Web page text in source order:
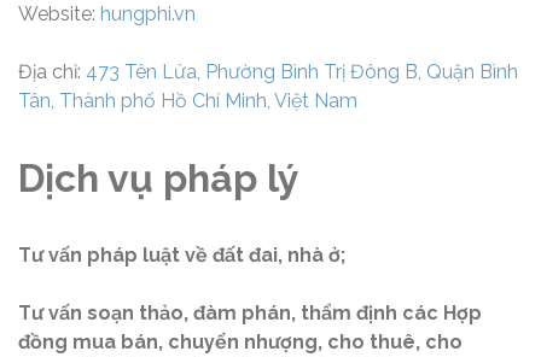
Website: hungphi.vn
Địa chỉ: 473 Tên Lửa, Phường Bình Trị Đông B, Quận Bình
Tân, Thành phố Hồ Chí Minh, Việt Nam
Dịch vụ pháp lý
Tư vấn pháp luật về đất đai, nhà ở;
Tư vấn soạn thảo, đàm phán, thẩm định các Hợp
đồng mua bán, chuyển nhượng, cho thuê, cho